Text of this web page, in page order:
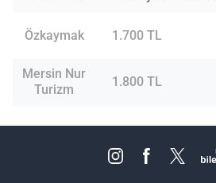
Özkaymak 1.700 TL
Mersin Nur
Turizm
1.800 TL